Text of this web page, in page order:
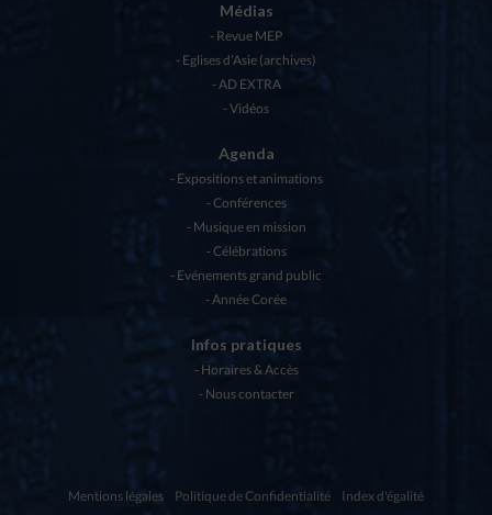
Médias
Revue MEP
Eglises d’Asie (archives)
AD EXTRA
Vidéos
Agenda
Expositions et animations
Conférences
Musique en mission
Célébrations
Evénements grand public
Année Corée
Infos pratiques
Horaires & Accès
Nous contacter
Mentions légales Politique de Confidentialité
Index d'égalité